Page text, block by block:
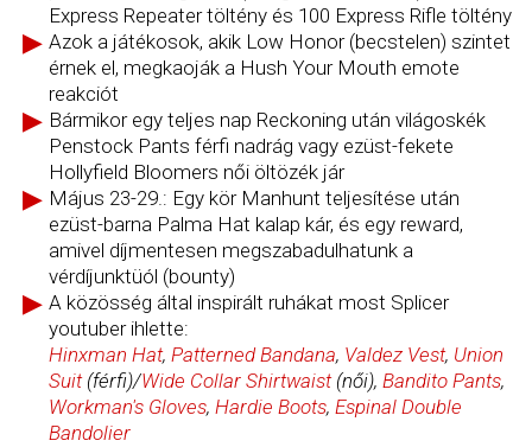
Express Repeater töltény és 100 Express Rifle töltény
Azok a játékosok, akik Low Honor (becstelen) szintet
érnek el, megkaoják a Hush Your Mouth emote
reakciót
Bármikor egy teljes nap Reckoning után világoskék
Penstock Pants férfi nadrág vagy ezüst-fekete
Hollyfield Bloomers női öltözék jár
Május 23-29.: Egy kör Manhunt teljesítése után
ezüst-barna Palma Hat kalap kár, és egy reward,
amivel díjmentesen megszabadulhatunk a
vérdíjunktüól (bounty)
A közösség által inspirált ruhákat most Splicer
youtuber ihlette:
Hinxman Hat, Patterned Bandana, Valdez Vest, Union
Suit(férfi)/Wide Collar Shirtwaist(női), Bandito Pants,
Workman's Gloves, Hardie Boots, Espinal Double
Bandolier